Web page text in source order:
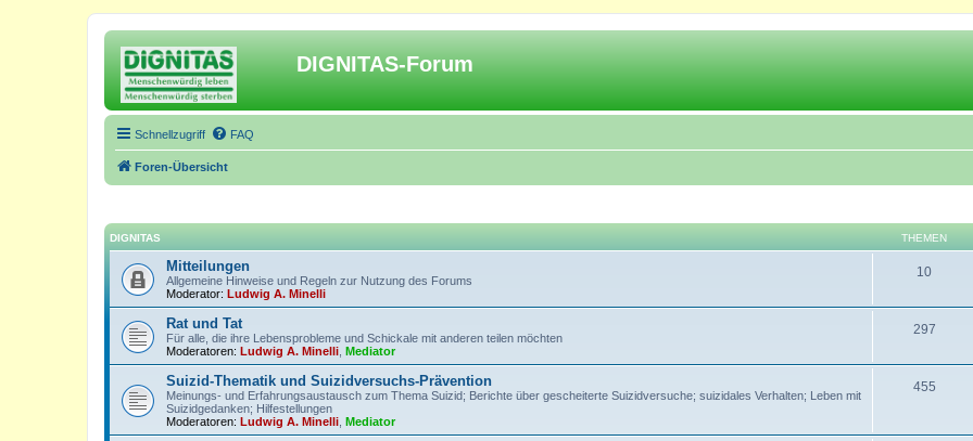
DIGNITAS-Forum
Schnellzugriff FAQ
Foren-Übersicht
DIGNITAS THEMEN
Mitteilungen
Allgemeine Hinweise und Regeln zur Nutzung des Forums
Moderator: Ludwig A. Minelli
10
Rat und Tat
Für alle, die ihre Lebensprobleme und Schickale mit anderen teilen möchten
Moderatoren: Ludwig A. Minelli Mediator
297
Suizid-Thematik und Suizidversuchs-Prävention
Meinungs- und Erfahrungsaustausch zum Thema Suizid; Berichte über gescheiterte Suizidversuche; suizidales Verhalten; Leben mit
Suizidgedanken; Hilfestellungen
Moderatoren: Ludwig A. Minelli Mediator
455